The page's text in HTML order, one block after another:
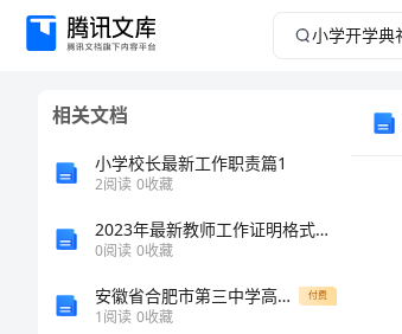
小
相关文档
小学校长最新工作职责篇1
2阅读 0收藏
2023年最新教师工作证明格式范本范文优选
0阅读 0收藏
安徽省合肥市第三中学高一历史月考试题含解析 付费
1阅读 0收藏